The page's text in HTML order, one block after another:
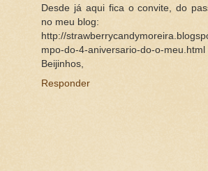
Desde já aqui fica o convite, do
no meu blog:
http://
mpo-do-4-aniversario-do-o-meu.html
Beijinhos,
Responder